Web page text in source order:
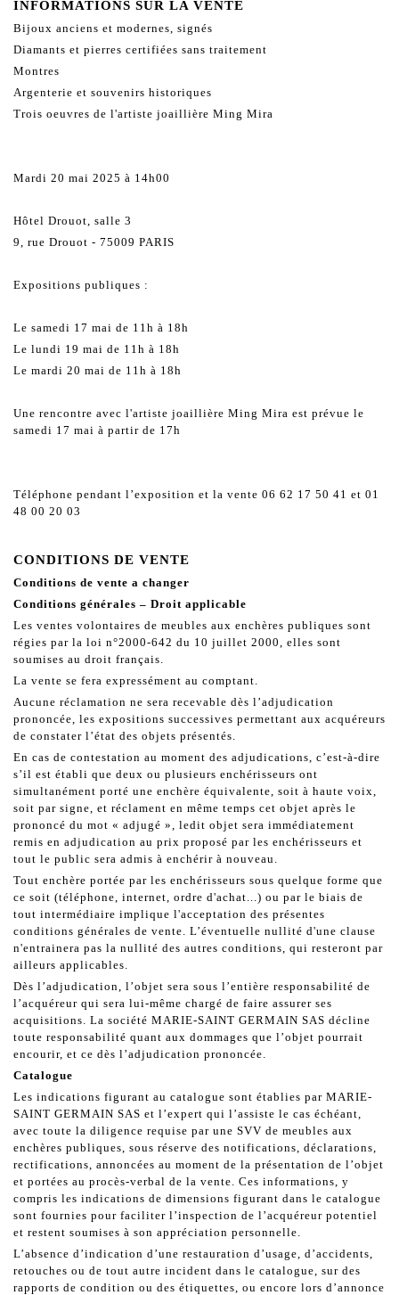
INFORMATIONS SUR LA VENTE
Bijoux anciens et modernes, signés
Diamants et pierres certifiées sans traitement
Montres
Argenterie et souvenirs historiques
Trois oeuvres de l'artiste joaillière Ming Mira
Mardi 20 mai 2025 à 14h00
Hôtel Drouot, salle 3
9, rue Drouot - 75009 PARIS
Expositions publiques :
Le samedi 17 mai de 11h à 18h
Le lundi 19 mai de 11h à 18h
Le mardi 20 mai de 11h à 18h
Une rencontre avec l'artiste joaillière Ming Mira est prévue le
samedi 17 mai à partir de 17h
Téléphone pendant l’exposition et la vente 06 62 17 50 41 et 01
48 00 20 03
CONDITIONS DE VENTE
Conditions de vente a changer
Conditions générales – Droit applicable
Les ventes volontaires de meubles aux enchères publiques sont
régies par la loi n°2000-642 du 10 juillet 2000, elles sont
soumises au droit français.
La vente se fera expressément au comptant.
Aucune réclamation ne sera recevable dès l’adjudication
prononcée, les expositions successives permettant aux acquéreurs
de constater l’état des objets présentés.
En cas de contestation au moment des adjudications, c’est-à-dire
s’il est établi que deux ou plusieurs enchérisseurs ont
simultanément porté une enchère équivalente, soit à haute voix,
soit par signe, et réclament en même temps cet objet après le
prononcé du mot « adjugé », ledit objet sera immédiatement
remis en adjudication au prix proposé par les enchérisseurs et
tout le public sera admis à enchérir à nouveau.
Tout enchère portée par les enchérisseurs sous quelque forme que
ce soit (téléphone, internet, ordre d'achat...) ou par le biais de
tout intermédiaire implique l'acceptation des présentes
conditions générales de vente. L’éventuelle nullité d'une clause
n'entrainera pas la nullité des autres conditions, qui resteront par
ailleurs applicables.
Dès l’adjudication, l’objet sera sous l’entière responsabilité de
l’acquéreur qui sera lui-même chargé de faire assurer ses
acquisitions. La société MARIE-SAINT GERMAIN SAS décline
toute responsabilité quant aux dommages que l’objet pourrait
encourir, et ce dès l’adjudication prononcée.
Catalogue
Les indications figurant au catalogue sont établies par MARIE-
SAINT GERMAIN SAS et l’expert qui l’assiste le cas échéant,
avec toute la diligence requise par une SVV de meubles aux
enchères publiques, sous réserve des notifications, déclarations,
rectifications, annoncées au moment de la présentation de l’objet
et portées au procès-verbal de la vente. Ces informations, y
compris les indications de dimensions figurant dans le catalogue
sont fournies pour faciliter l’inspection de l’acquéreur potentiel
et restent soumises à son appréciation personnelle.
L’absence d’indication d’une restauration d’usage, d’accidents,
retouches ou de tout autre incident dans le catalogue, sur des
rapports de condition ou des étiquettes, ou encore lors d’annonce